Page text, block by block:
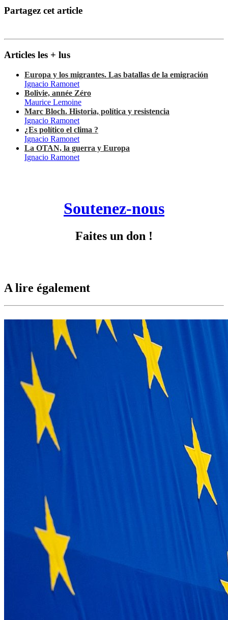
Partagez cet article
Articles les + lus
Europa y los migrantes. Las batallas de la emigración
Ignacio Ramonet
Bolivie, année Zéro
Maurice Lemoine
Marc Bloch. Historia, política y resistencia
Ignacio Ramonet
¿Es político el clima ?
Ignacio Ramonet
La OTAN, la guerra y Europa
Ignacio Ramonet
Soutenez-nous
Faites un don !
A lire également